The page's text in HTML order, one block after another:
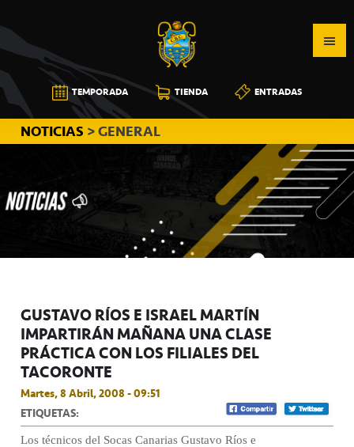
a
la
navegación
principal
al
contenido
principal
a
la
barra
lateral
principal
CB
CANARIAS
TEMPORADA TIENDA ENTRADAS
NOTICIAS > GENERAL
GUSTAVO RÍOS E ISRAEL MARTÍN
IMPARTIRÁN MAÑANA UNA CLASE
PRÁCTICA CON LOS FILIALES DEL
TACORONTE
Martes, 8 Abril, 2008 - 09:51
ETIQUETAS:
Los técnicos del Socas Canarias Gustavo Ríos e